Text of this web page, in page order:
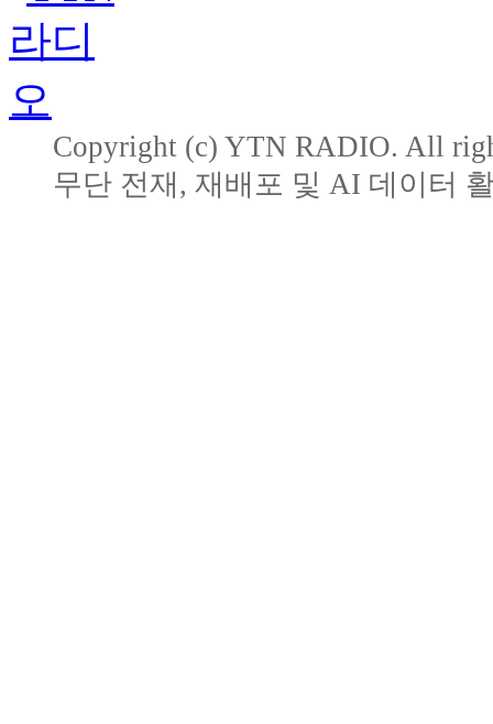
Copyright (c) YTN RADIO. All
무단 전재, 재배포 및 AI 데이터